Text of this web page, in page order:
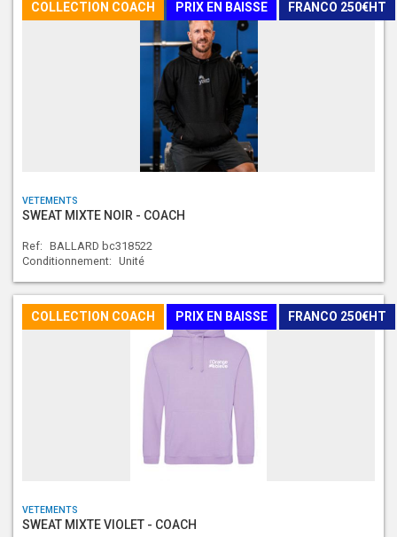
COLLECTION COACH PRIX EN BAISSE FRANCO 250€HT
VETEMENTS
SWEAT MIXTE NOIR - COACH
Ref: BALLARD bc318522
Conditionnement: Unité
COLLECTION COACH PRIX EN BAISSE FRANCO 250€HT
VETEMENTS
SWEAT MIXTE VIOLET - COACH